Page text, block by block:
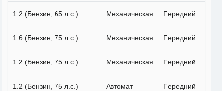
1.2 (Бензин, 65 л.с.) Механическая Передний
1.6 (Бензин, 75 л.с.) Механическая Передний
1.2 (Бензин, 75 л.с.) Механическая Передний
1.2 (Бензин, 75 л.с.) Автомат Передний